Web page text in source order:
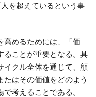
を超えているという事
高めるためには、「価
ることが重要となる。具
イクル全体を通じて、顧
はその価値をどのよう
考えることである。